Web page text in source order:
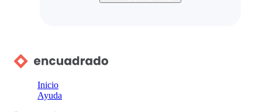
Inicio
Ayuda